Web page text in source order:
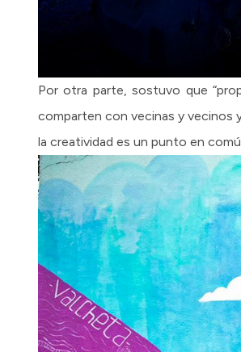
Por otra parte, sostuvo que
comparten con vecinas y vecinos
la creatividad es un punto en